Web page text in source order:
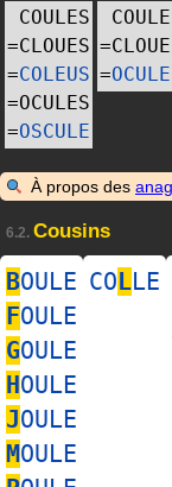
COULES
=CLOUES
=COLEUS
=OCULES
=OSCULE
COULE
=CLOUE
=OCULE
À propos des
6.2. Cousins
BOULE
FOULE
GOULE
HOULE
JOULE
MOULE
COLLE